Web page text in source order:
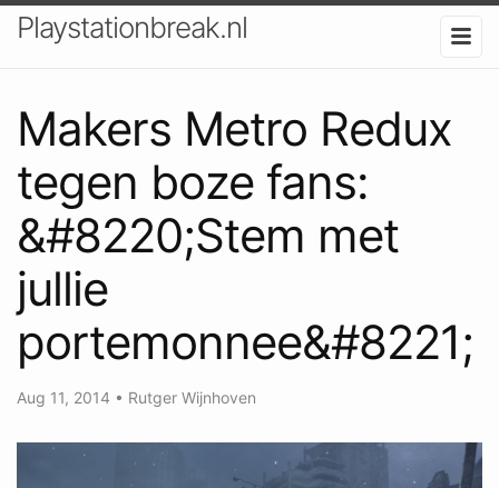
Playstationbreak.nl
Makers Metro Redux
tegen boze fans:
&#8220;Stem met
jullie
portemonnee&#8221;
Aug 11, 2014 • Rutger Wijnhoven